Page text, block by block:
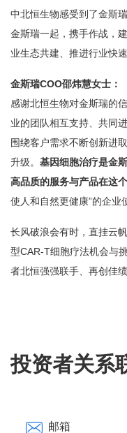
中北恒生物感受到了金斯
金斯瑞一起，携手作战，
业生态共建、推进行业快速
金斯瑞COO邵炜慧女士：
感谢北恒生物对金斯瑞的
业的团队相互支持、共同
围绕客户需求不断创新进
升级。 基因细胞治疗是金
高品质的服务与产品在这
使人和自然更健康”的企业
长风破浪会有时，直挂云
型CAR-T细胞疗法机会与
者北恒强强联手、再创佳
投资者关系
邮箱